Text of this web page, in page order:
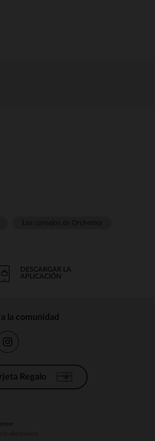
DESCARGAR LA
APLICACIÓN
la comunidad
Regalo